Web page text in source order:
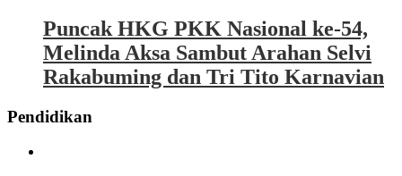
Puncak HKG PKK Nasional ke-54,
Melinda Aksa Sambut Arahan Selvi
Rakabuming dan Tri Tito Karnavian
Pendidikan